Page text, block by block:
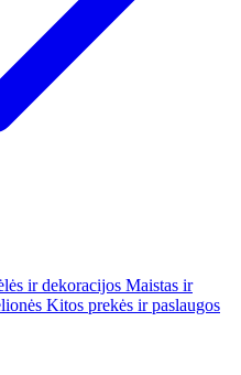
ir dekoracijos Maistas ir
Kitos prekės ir paslaugos